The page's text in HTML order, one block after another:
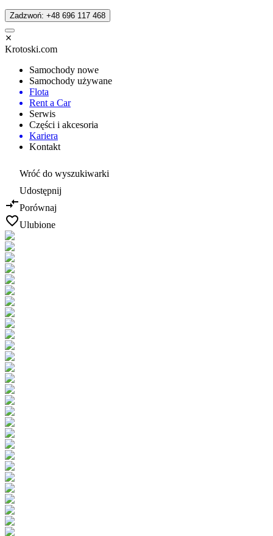
Zadzwoń: +48 696 117 468
Krotoski.com
Samochody nowe
Samochody używane
Flota
Rent a Car
Serwis
Części i akcesoria
Kariera
Kontakt
Wróć do wyszukiwarki
Udostępnij
Porównaj
Ulubione